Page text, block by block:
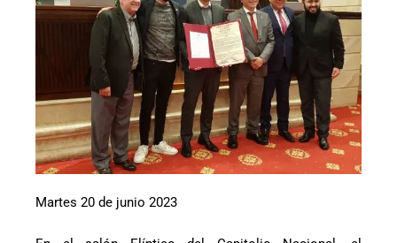
Martes 20 de junio 2023